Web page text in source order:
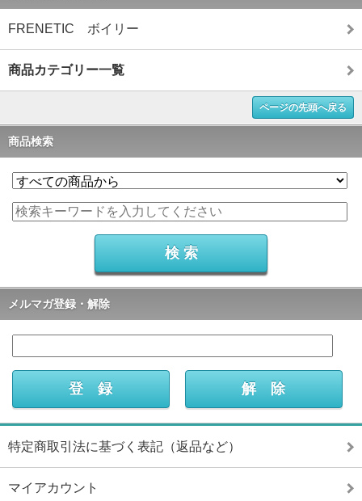
FRENETIC ボイリー
商品カテゴリー一覧
ページの先頭へ戻る
商品検索
メルマガ登録・解除
特定商取引法に基づく表記（返品など）
マイアカウント